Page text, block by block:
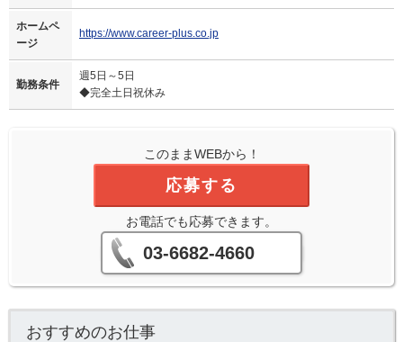
ホームペ
ージ
https://www.career-plus.co.jp
勤務条件
週5日～5日
◆完全土日祝休み
このままWEBから！
応募する
お電話でも応募できます。
03-6682-4660
おすすめのお仕事